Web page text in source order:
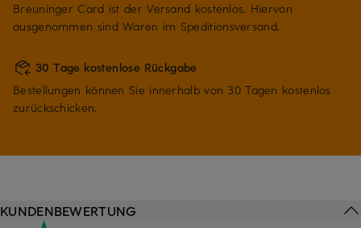
Breuninger Card ist der Versand kostenlos. Hiervon
ausgenommen sind Waren im Speditionsversand.
30 Tage kostenlose Rückgabe
Bestellungen können Sie innerhalb von 30 Tagen kostenlos
zurückschicken.
KUNDENBEWERTUNG